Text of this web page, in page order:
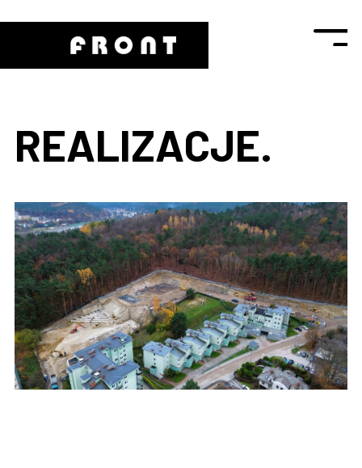
REALIZACJE.